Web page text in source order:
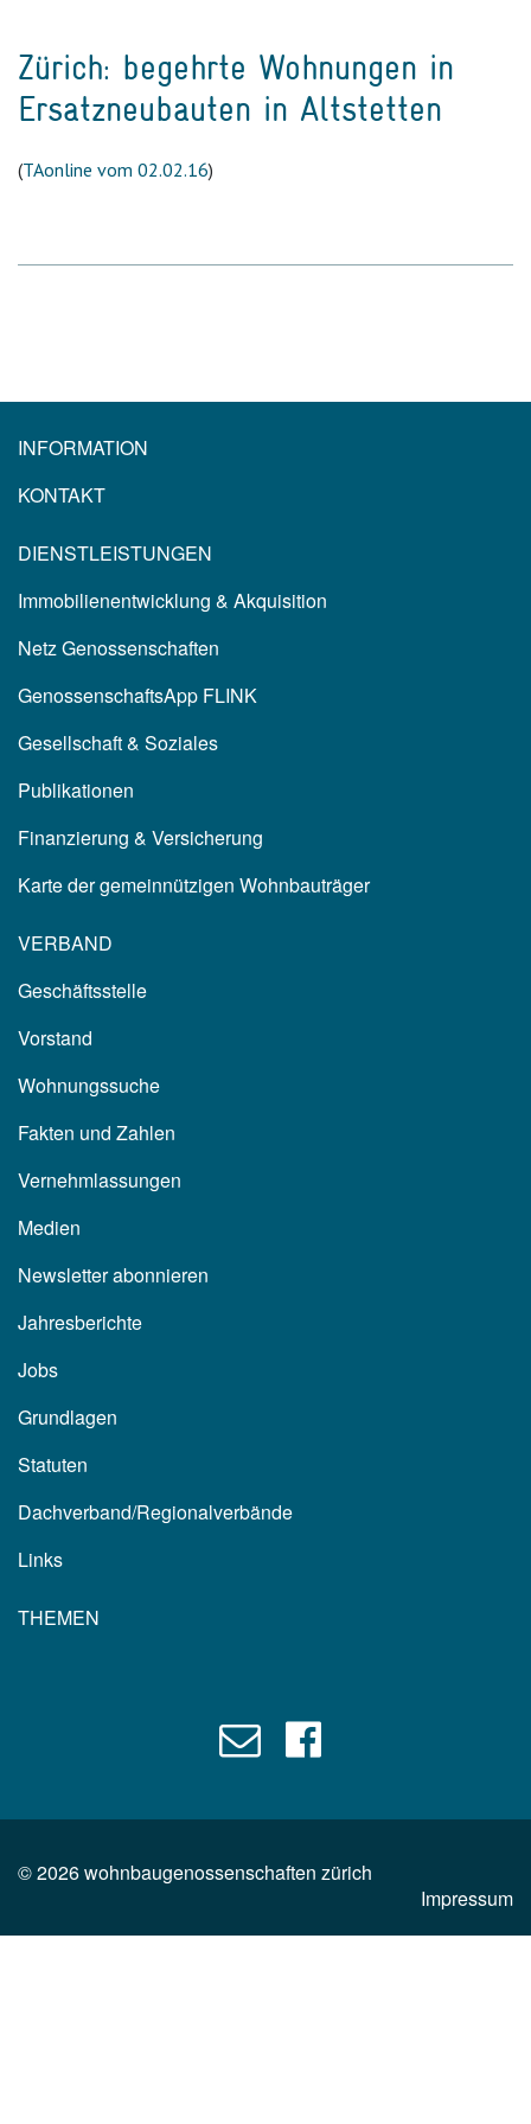
Zürich: begehrte Wohnungen in
Ersatzneubauten in Altstetten
(TAonline vom 02.02.16)
INFORMATION
KONTAKT
DIENSTLEISTUNGEN
Immobilienentwicklung & Akquisition
Netz Genossenschaften
GenossenschaftsApp FLINK
Gesellschaft & Soziales
Publikationen
Finanzierung & Versicherung
Karte der gemeinnützigen Wohnbauträger
VERBAND
Geschäftsstelle
Vorstand
Wohnungssuche
Fakten und Zahlen
Vernehmlassungen
Medien
Newsletter abonnieren
Jahresberichte
Jobs
Grundlagen
Statuten
Dachverband/Regionalverbände
Links
THEMEN
©2026wohnbaugenossenschaften zürich
Impressum